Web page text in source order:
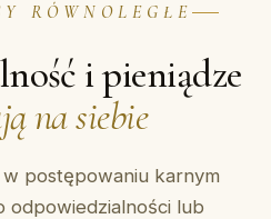
RÓWNOLEGŁE
i pieniądze
na siebie
postępowaniu karnym
odpowiedzialności lub